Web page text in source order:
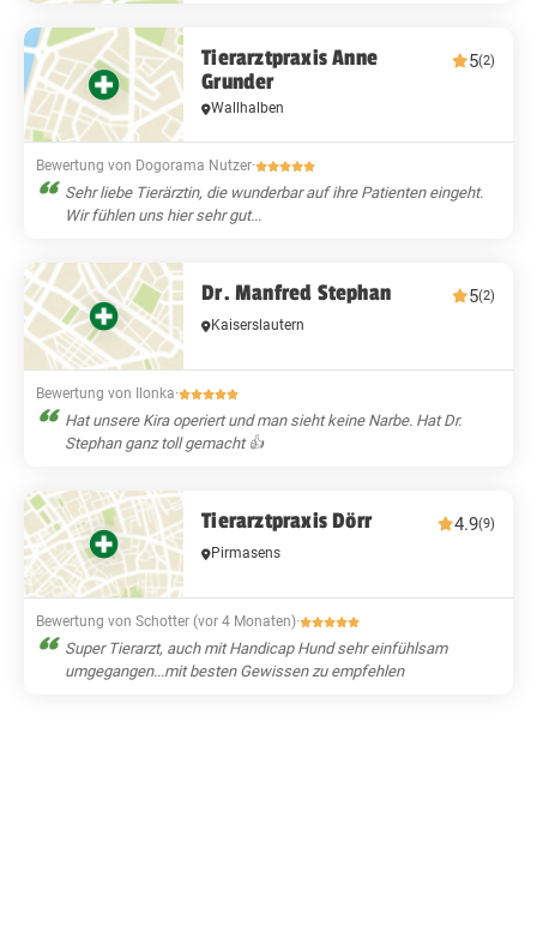
Tierarztpraxis Anne
Grunder
5(2)
Wallhalben
Bewertung von Dogorama Nutzer·
Sehr liebe Tierärztin, die wunderbar auf ihre Patienten eingeht.
Wir fühlen uns hier sehr gut...
Dr. Manfred Stephan 5(2)
Kaiserslautern
Bewertung von Ilonka·
Hat unsere Kira operiert und man sieht keine Narbe. Hat Dr.
Stephan ganz toll gemacht 👍
Tierarztpraxis Dörr 4.9(9)
Pirmasens
Bewertung von Schotter (vor 4 Monaten)·
Super Tierarzt, auch mit Handicap Hund sehr einfühlsam
umgegangen...mit besten Gewissen zu empfehlen